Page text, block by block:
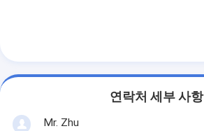
연락처 세부 사항
Mr. Zhu